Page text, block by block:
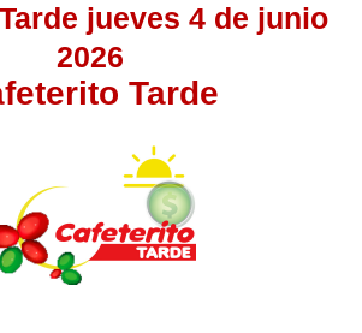
jueves 4 de junio
2026
Tarde